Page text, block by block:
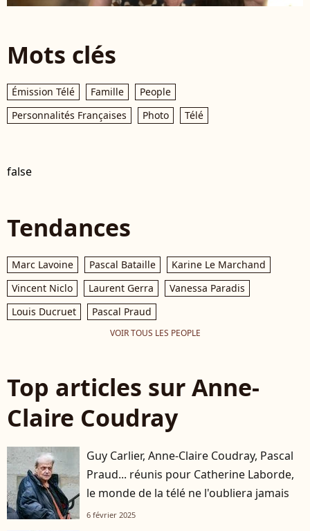
Mots clés
Émission Télé Famille
People
Personnalités Françaises
Photo Télé
false
Tendances
Marc Lavoine Pascal Bataille
Karine Le Marchand
Vincent Niclo
Laurent Gerra
Vanessa Paradis
Louis Ducruet
Pascal Praud
VOIR TOUS LES PEOPLE
Top articles sur Anne-
Claire Coudray
Guy Carlier, Anne-Claire Coudray, Pascal
Praud... réunis pour Catherine Laborde,
le monde de la télé ne l'oubliera jamais
6 février 2025